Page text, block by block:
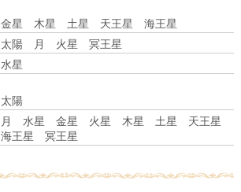
金星 木星 土星 天王星 海王星
太陽 月 火星 冥王星
水星
太陽
月 水星 金星 火星 木星 土星 天王星
海王星 冥王星